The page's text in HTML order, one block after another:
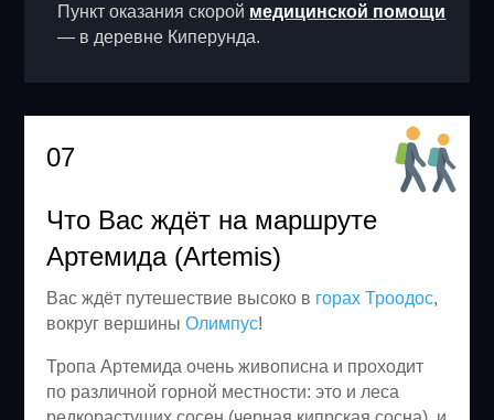
Пункт оказания скорой медицинской помощи
— в деревне Киперунда.
07
Что Вас ждёт на маршруте
Артемида (Artemis)
Вас ждёт путешествие высоко в горах Троодос,
вокруг вершины Олимпус!
Тропа Артемида очень живописна и проходит
по различной горной местности: это и леса